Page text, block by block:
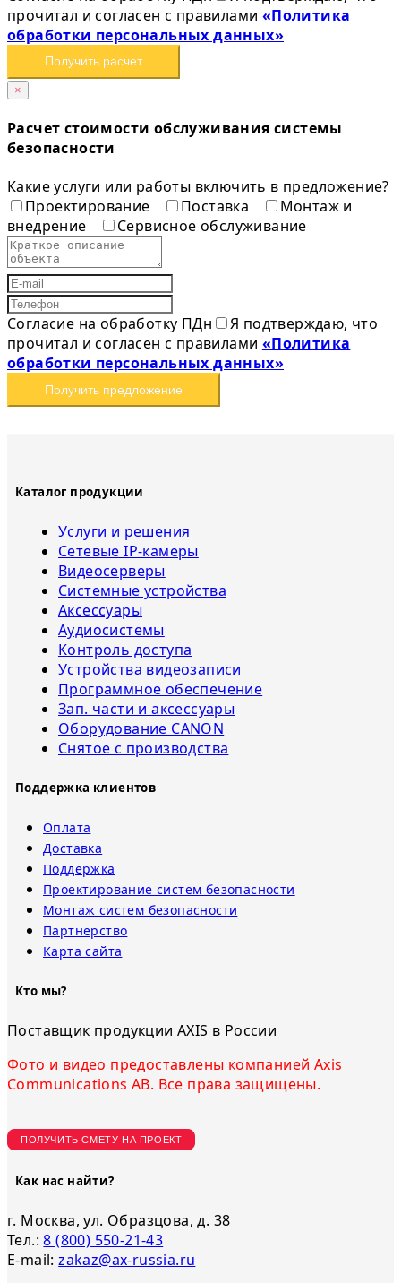
прочитал и согласен с правилами «Политика
обработки персональных данных»
Получить расчет
×
Расчет стоимости обслуживания системы
безопасности
Какие услуги или работы включить в предложение?
Проектирование
Поставка
Монтаж и
внедрение
Сервисное обслуживание
Согласие на обработку ПДн
Я подтверждаю, что
прочитал и согласен с правилами «Политика
обработки персональных данных»
Получить предложение
Каталог продукции
Услуги и решения
Сетевые IP-камеры
Видеосерверы
Системные устройства
Аксессуары
Аудиосистемы
Контроль доступа
Устройства видеозаписи
Программное обеспечение
Зап. части и аксессуары
Оборудование CANON
Снятое с прoизвoдства
Поддержка клиентов
Оплата
Доставка
Поддержка
Проектирование систем безопасности
Монтаж систем безопасности
Партнерство
Карта сайта
Кто мы?
Поставщик продукции AXIS в России
Фото и видео предоставлены компанией Axis
Communications AB. Все права защищены.
ПОЛУЧИТЬ СМЕТУ НА ПРОЕКТ
Как нас найти?
г. Москва, ул. Образцова, д. 38
Тел.:8 (800) 550-21-43
E-mail:zakaz@ax-russia.ru